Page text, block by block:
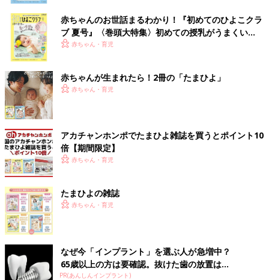
赤ちゃんのお世話まるわかり！『初めてのひよこクラ
ブ 夏号』〈巻頭大特集〉初めての授乳がうまくい
く！ おっぱい・ミルクの基本と夏のトラブル 解決テ
赤ちゃん・育児
赤ちゃんが生まれたら！2冊の「たまひよ」
赤ちゃん・育児
アカチャンホンポでたまひよ雑誌を買うとポイント10
倍【期間限定】
赤ちゃん・育児
たまひよの雑誌
赤ちゃん・育児
なぜ今「インプラント」を選ぶ人が急増中？
65歳以上の方は要確認。抜けた歯の放置は...
PR(あんしんインプラント)